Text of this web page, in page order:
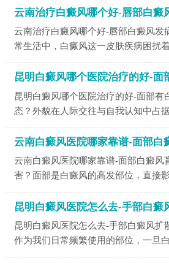
云南治疗白癜风哪个好-唇部白癜
云南治疗白癜风哪个好-唇部白癜风发
常生活中，白癜风这一皮肤疾病困扰
昆明白癜风哪个医院治疗的好-面
昆明白癜风哪个医院治疗的好-面部有
态？外貌在人际交往与自我认知中占
云南白癜风医院哪家靠谱-面部白
云南白癜风医院哪家靠谱-面部白癜风
害？面部是白癜风的高发部位，直接
昆明白癜风医院怎么去-手部白癜
昆明白癜风医院怎么去-手部白癜风扩
作为我们日常频繁使用的部位，一旦